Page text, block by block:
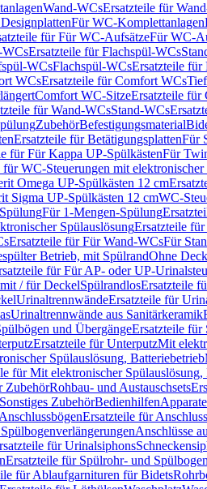
Wand-WCsErsatzteile für
Für WC-Komplettanlagen
für Für WC-AufsätzeFür WC-
WCsErsatzteile für Flachspül-WCs
WCsFlachspül-WCsErsatzteile für
WCsErsatzteile für Comfort WCs
Comfort WC-SitzeErsatzteile für
für Wand-WCsStand-WCs
ZubehörBefestigungsmaterial
Ersatzteile für BetätigungsplattenFür
für Für Kappa UP-SpülkästenFür
für WC-Steuerungen mit elektronischer
Omega UP-Spülkästen 12 cm
Sigma UP-Spülkästen 12 cmWC-
Für 1-Mengen-Spülung
SpülauslösungErsatzteile
Ersatzteile für Für Wand-WCsFür
Betrieb, mit SpülrandOhne
für Für AP- oder UP-
/ für DeckelSpülrandlosErsatzteile
UrinaltrennwändeErsatzteile für
Urinaltrennwände aus Sanitärkeramik
und ÜbergängeErsatzteile für
Ersatzteile für UnterputzMit
Spülauslösung, Batteriebetrieb
für Mit elektronischer Spülauslösung,
ZubehörRohbau- und Austauschsets
Sonstiges ZubehörBedienhilfen
AnschlussbögenErsatzteile für
Anschlüsse
für Urinalsiphons
Ersatzteile für Spülrohr- und
für Ablaufgarnituren für Bidets